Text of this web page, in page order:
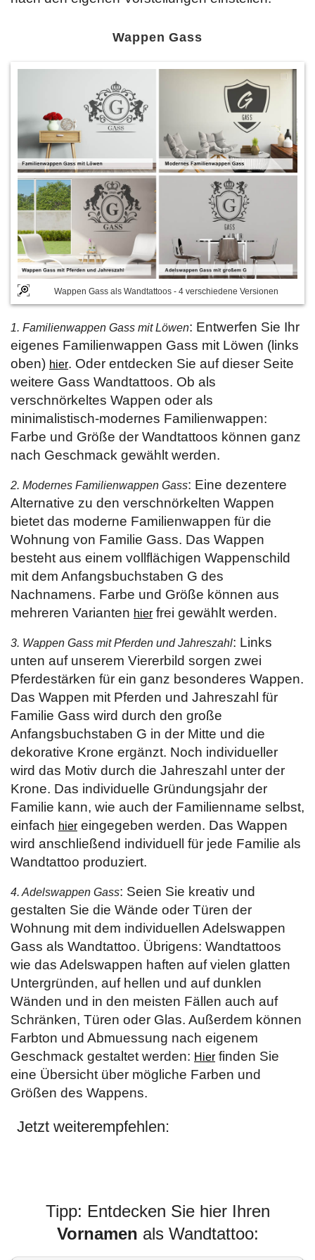
Wappen Gass
Wappen Gass als Wandtattoos - 4 verschiedene Versionen
1. Familienwappen Gass mit Löwen: Entwerfen Sie Ihr
eigenes Familienwappen Gass mit Löwen (links
oben) hier. Oder entdecken Sie auf dieser Seite
weitere Gass Wandtattoos. Ob als
verschnörkeltes Wappen oder als
minimalistisch-modernes Familienwappen:
Farbe und Größe der Wandtattoos können ganz
nach Geschmack gewählt werden.
2. Modernes Familienwappen Gass: Eine dezentere
Alternative zu den verschnörkelten Wappen
bietet das moderne Familienwappen für die
Wohnung von Familie Gass. Das Wappen
besteht aus einem vollflächigen Wappenschild
mit dem Anfangsbuchstaben G des
Nachnamens. Farbe und Größe können aus
mehreren Varianten hier frei gewählt werden.
3. Wappen Gass mit Pferden und Jahreszahl: Links
unten auf unserem Viererbild sorgen zwei
Pferdestärken für ein ganz besonderes Wappen.
Das Wappen mit Pferden und Jahreszahl für
Familie Gass wird durch den große
Anfangsbuchstaben G in der Mitte und die
dekorative Krone ergänzt. Noch individueller
wird das Motiv durch die Jahreszahl unter der
Krone. Das individuelle Gründungsjahr der
Familie kann, wie auch der Familienname selbst,
einfach hier eingegeben werden. Das Wappen
wird anschließend individuell für jede Familie als
Wandtattoo produziert.
4. Adelswappen Gass: Seien Sie kreativ und
gestalten Sie die Wände oder Türen der
Wohnung mit dem individuellen Adelswappen
Gass als Wandtattoo. Übrigens: Wandtattoos
wie das Adelswappen haften auf vielen glatten
Untergründen, auf hellen und auf dunklen
Wänden und in den meisten Fällen auch auf
Schränken, Türen oder Glas. Außerdem können
Farbton und Abmuessung nach eigenem
Geschmack gestaltet werden: Hier finden Sie
eine Übersicht über mögliche Farben und
Größen des Wappens.
Jetzt weiterempfehlen:
Tipp: Entdecken Sie hier Ihren
Vornamen als Wandtattoo: